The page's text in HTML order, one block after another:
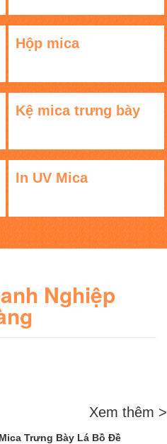
Hộp mica
Kệ mica trưng bày
In UV Mica
Nghiệp
Xem thêm >
Trưng Bày Lá Bồ Đề